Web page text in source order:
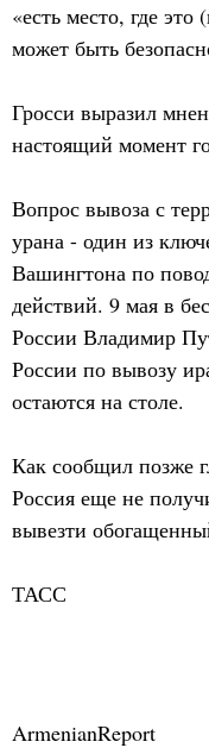
«есть место, где
может быть
Гросси выразил
настоящий момент
Вопрос вывоза с
урана - один из
Вашингтона по
действий. 9 мая в
России Владимир
России по вывозу
остаются на столе.
Как сообщил позже
Россия еще не
вывезти
ТАСС
ArmenianReport